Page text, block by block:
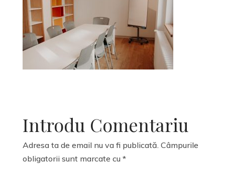
Introdu Comentariu
Adresa ta de email nu va fi publicată. Câmpurile
obligatorii sunt marcate cu *